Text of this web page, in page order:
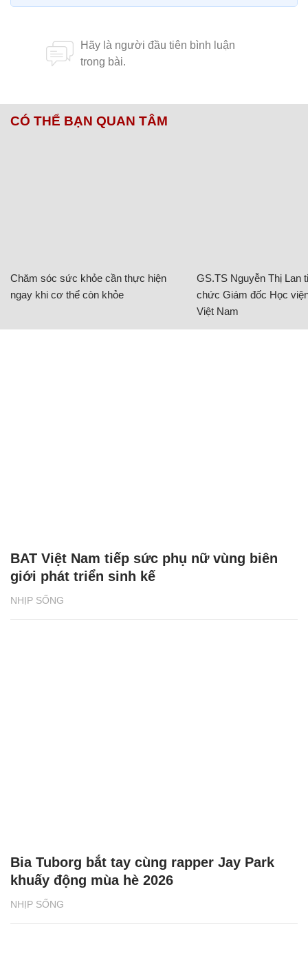
CÓ THỂ BẠN QUAN TÂM
Chăm sóc sức khỏe cần thực hiện
ngay khi cơ thể còn khỏe
GS.TS Nguyễn Thị Lan
chức Giám đốc Học
Việt Nam
NHỊP SỐNG
BAT Việt Nam tiếp sức phụ nữ vùng biên
giới phát triển sinh kế
NHỊP SỐNG
Bia Tuborg bắt tay cùng rapper Jay Park
khuấy động mùa hè 2026